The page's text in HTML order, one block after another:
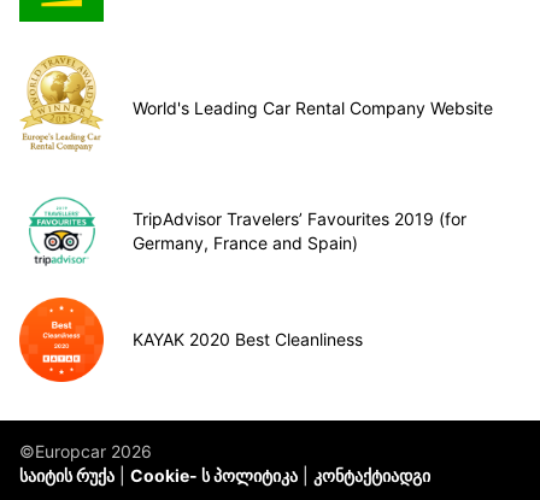
World's Leading Car Rental Company Website
TripAdvisor Travelers’ Favourites 2019 (for
Germany, France and Spain)
KAYAK 2020 Best Cleanliness
©Europcar 2026
საიტის რუქა
Cookie- ს პოლიტიკა კონტაქტიადგი